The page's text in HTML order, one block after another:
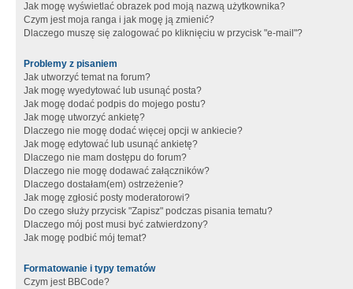
Jak mogę wyświetlać obrazek pod moją nazwą użytkownika?
Czym jest moja ranga i jak mogę ją zmienić?
Dlaczego muszę się zalogować po kliknięciu w przycisk "e-mail"?
Problemy z pisaniem
Jak utworzyć temat na forum?
Jak mogę wyedytować lub usunąć posta?
Jak mogę dodać podpis do mojego postu?
Jak mogę utworzyć ankietę?
Dlaczego nie mogę dodać więcej opcji w ankiecie?
Jak mogę edytować lub usunąć ankietę?
Dlaczego nie mam dostępu do forum?
Dlaczego nie mogę dodawać załączników?
Dlaczego dostałam(em) ostrzeżenie?
Jak mogę zgłosić posty moderatorowi?
Do czego służy przycisk "Zapisz" podczas pisania tematu?
Dlaczego mój post musi być zatwierdzony?
Jak mogę podbić mój temat?
Formatowanie i typy tematów
Czym jest BBCode?